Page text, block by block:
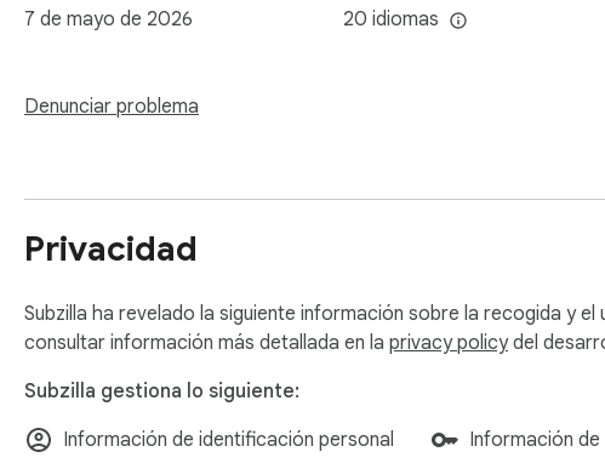
7 de mayo de 2026
Denunciar problema
20 idiomas
Privacidad
Subzilla ha revelado la siguiente información sobre la recogida y el
consultar información más detallada en la privacy policydel
Subzilla gestiona lo siguiente:
Información de identificación personal
Información